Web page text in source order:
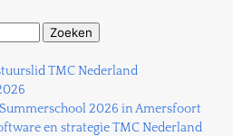
TMC Nederland
2026 in Amersfoort
en strategie TMC Nederland